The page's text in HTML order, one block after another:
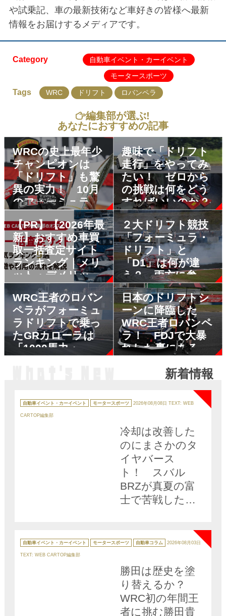
や試乗記、車の最新技術など車好きの皆様へ最新
情報をお届けするメディアです。
Category
自動車イベント・カーイベント
モータースポーツ
Tags WRC ドリフト ロバンペラ
編集部が選ぶ!
あなたにおすすめの記事
WRCの史上最年少
チャンピオンは
「ドリフト」も驚
異の実力！ 10月
のフォーミュラド
リフト・ジャパン
にやってくる天才
「ロバンペラ」っ
て何もの？
趣味で「ドリフト
走行」をやってみ
たい！ ゼロから
の挑戦は何をどう
すればいいのか？
【PR】【2026年最
新】おすすめ車買
取一括査定サイト
ランキング｜メリ
ット・デメリット
も解説
２大ドリフト競技
「フォーミュラ・
ドリフト」と
「D1」は何が違
う？ 両方に参戦
するドライバーに
聞いてみた
WRC王者のロバン
ペラがフォーミュ
ラドリフトで乗っ
たGRカローラは
「1000馬力・
日本のドリフトシ
ーンに降臨した
WRC王者ロバンペ
ラ！ FDJで大暴
れした裏にある
密を探った新着情報
テ
ゴ
ー
自動車イベント・カーイベント モータースポーツ 2026年08月08日 TEXT: WEB
CARTOP編集部
NEW
冷却は改善した
のにまさかのタ
イヤバース
ト！ スバル
BRZが真夏の富
士で苦戦した理
テ
ゴ
ー
自動車イベント・カーイベント モータースポーツ 自動車コラム 2026年08月03日
TEXT: WEB CARTOP編集部
勝田は歴史を塗
り替えるか？
WRC初の年間王
者に挑む勝田貴